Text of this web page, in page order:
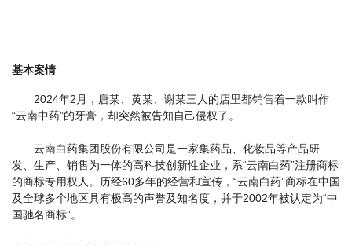
基本案情
2024年2月，唐某、黄某、谢某三人的店里都销售着一款叫作
“云南中药”的牙膏，却突然被告知自己侵权了。
云南白药集团股份有限公司是一家集药品、化妆品等产品研
发、生产、销售为一体的高科技创新性企业，系“云南白药”注册商标
的商标专用权人。历经60多年的经营和宣传，“云南白药”商标在中国
及全球多个地区具有极高的声誉及知名度，并于2002年被认定为“中
国驰名商标”。